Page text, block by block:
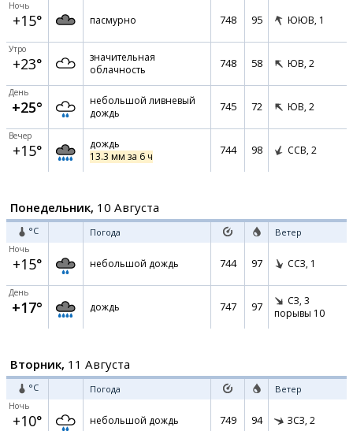
Ночь
+15° пасмурно 748 95 ЮЮВ, 1
Утро
+23°
значительная
облачность
748 58 ЮВ, 2
День
+25°
небольшой ливневый
дождь
745 72 ЮВ, 2
Вечер
+15°
дождь
13.3 мм за 6 ч
744 98 ССВ, 2
Понедельник, 10 Августа
°C Погода Ветер
Ночь
+15° небольшой дождь 744 97 ССЗ, 1
День
+17° дождь 747 97 СЗ, 3
порывы 10
Вторник, 11 Августа
°C Погода Ветер
Ночь
+10° небольшой дождь 749 94 ЗСЗ, 2